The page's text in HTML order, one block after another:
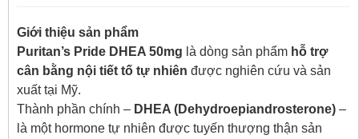
Giới thiệu sản phẩm
Puritan’s Pride DHEA 50mg là dòng sản phẩm hỗ trợ
cân bằng nội tiết tố tự nhiên được nghiên cứu và sản
xuất tại Mỹ.
Thành phần chính – DHEA (Dehydroepiandrosterone) –
là một hormone tự nhiên được tuyến thượng thận sản